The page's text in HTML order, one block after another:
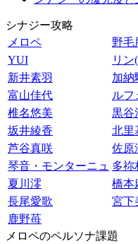
シナジー攻略
メロペ
野毛
YUI
リン
新井素羽
加納
富山佳代
ルフ
椎名悠美
黒谷
坂井綾香
北里
芦谷真咲
佐原
琴音・モンターニュ 多祢
夏川澪
橋本
長尾愛歌
宮下
鹿野苺
メロペのペルソナ課題